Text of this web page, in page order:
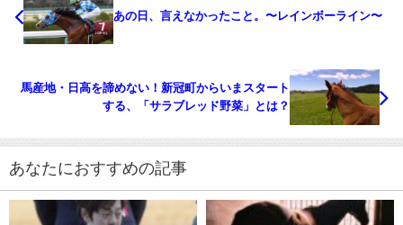
あの日、言えなかったこと。〜レインボーライン〜
馬産地・日高を諦めない！新冠町からいまスタート
する、「サラブレッド野菜」とは？
あなたにおすすめの記事